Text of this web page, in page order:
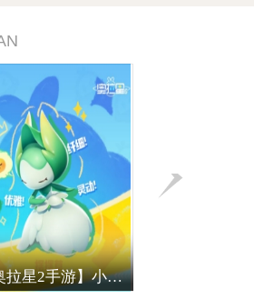
【奥拉星2手游】小亚比的大烦恼 丨摆摆草篇